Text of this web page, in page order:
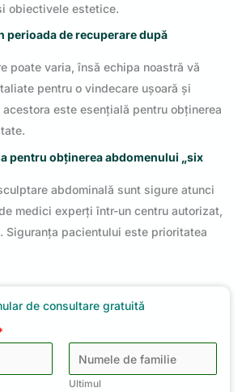
obiectivele estetice.
perioada de recuperare după
poate varia, însă echipa noastră vă
pentru o vindecare ușoară și
este esențială pentru obținerea
pentru obținerea abdomenului „six
abdominală sunt sigure atunci
medici experți într-un centru autorizat,
Siguranța pacientului este prioritatea
de consultare gratuită
Ultimul